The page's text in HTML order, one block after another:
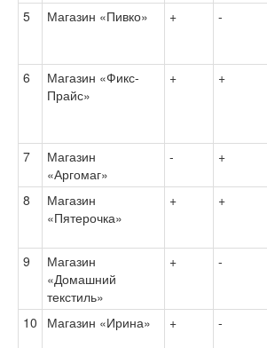
5 Магазин «Пивко» + -
6
Магазин «Фикс-
Прайс»
+ +
7
Магазин
«Аргомаг»
- +
8
Магазин
«Пятерочка»
+ +
9
Магазин
«Домашний
текстиль»
+ -
10 Магазин «Ирина» + -